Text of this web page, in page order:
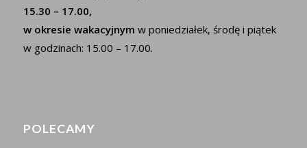
15.30 – 17.00,
w okresie wakacyjnym w poniedziałek, środę i piątek
w godzinach: 15.00 – 17.00.
POLECAMY